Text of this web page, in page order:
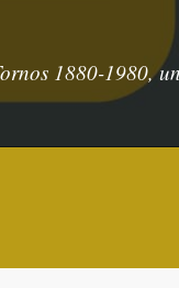
1880-1980,